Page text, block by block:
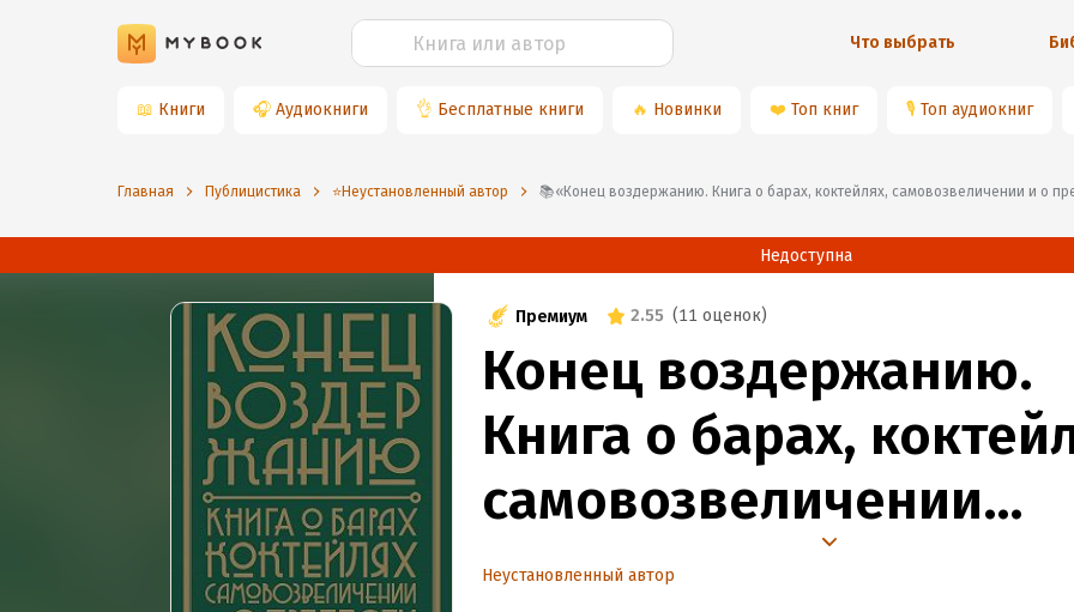
Что выбрать
📖 Книги 🎧 Аудиокниги 👌 Бесплатные книги 🔥 Новинки ❤️ Топ книг 🎙 Топ аудиокниг
Главная Публицистика ⭐️Неустановленный автор 📚«Конец воздержанию. Книга о барах, коктейлях, самовозвеличении и о
Недоступна
Премиум 2.55 (11 оценок)
Конец воздержанию.
Книга о барах,
самовозвеличении
и о прелести декаданса
Неустановленный автор